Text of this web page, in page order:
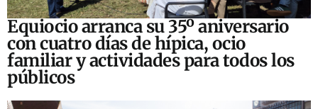
Equiocio arranca su 35º aniversario
con cuatro días de hípica, ocio
familiar y actividades para todos los
públicos